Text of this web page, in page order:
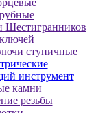
Шестигранников
ступичные
инструмент
камни
резьбы